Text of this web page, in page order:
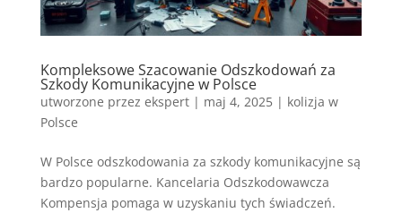
Kompleksowe Szacowanie Odszkodowań za
Szkody Komunikacyjne w Polsce
utworzone przez ekspert| maj 4, 2025| kolizja w
Polsce
W Polsce odszkodowania za szkody komunikacyjne są
bardzo popularne. Kancelaria Odszkodowawcza
Kompensja pomaga w uzyskaniu tych świadczeń.